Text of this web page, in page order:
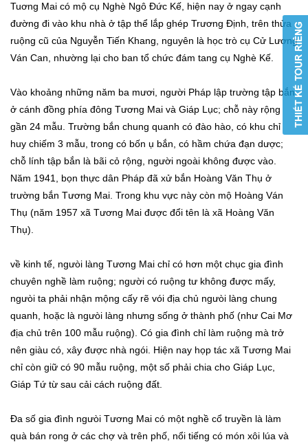
Tuơng Mai có mộ cụ Nghè Ngô Đức Kế, hiện nay ở ngay cạnh
đường đi vào khu nhà ở tập thể lắp ghép Trương Định, trên thửa
ruộng cũ của Nguyễn Tiến Khang, nguyên là học trò cụ Cử Lương
Ván Can, nhường lại cho ban tổ chức đám tang cụ Nghè Kế.
Vào khoảng những năm ba mươi, người Pháp lập trường tập bắn
ở cánh đồng phía đông Tương Mai và Giáp Lục; chỗ này rộng
gần 24 mẫu. Trường bắn chung quanh có đào hào, có khu chỉ
huy chiếm 3 mẫu, trong có bốn ụ bắn, có hầm chứa đạn dược;
chỗ lính tập bắn là bãi cỏ rộng, người ngoài không được vào.
Năm 1941, bọn thực dân Pháp đã xử bắn Hoàng Văn Thụ ở
trường bắn Tương Mai. Trong khu vực này còn mộ Hoàng Ván
Thụ (năm 1957 xã Tương Mai được đổi tên là xã Hoàng Văn
Thụ).
về kinh tế, ngưòi làng Tương Mai chỉ có hơn một chục gia đình
chuyên nghề làm ruộng; người có ruộng tư không được mấy,
ngưòi ta phải nhận mộng cấy rẽ vói địa chủ ngưòi làng chung
quanh, hoặc là ngưòi làng nhưng sống ở thành phố (như Cai Mơ
địa chủ trên 100 mẫu ruộng). Có gia đình chỉ làm ruộng mà trở
nên giàu có, xây được nhà ngói. Hiện nay họp tác xã Tương Mai
chỉ còn giữ có 90 mẫu ruộng, một số phải chia cho Giáp Lục,
Giáp Tứ từ sau cải cách ruộng đất.
Đa số gia đình ngưòi Tương Mai có một nghề cổ truyền là làm
quà bán rong ở các chợ và trên phố, nổi tiếng có món xôi lúa và